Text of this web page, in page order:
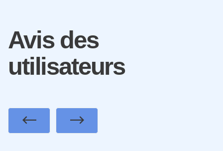
Avis des
utilisateurs
PreviousNext